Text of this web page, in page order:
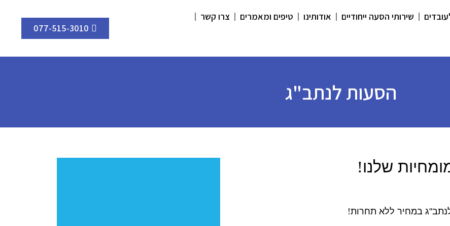
שירותי הסעה ייחודיים אודותינו טיפים ומאמרים
צרו קשר
077-515-3010
הסעות לנתב"ג
שלנו!
ג במחיר ללא תחרות!